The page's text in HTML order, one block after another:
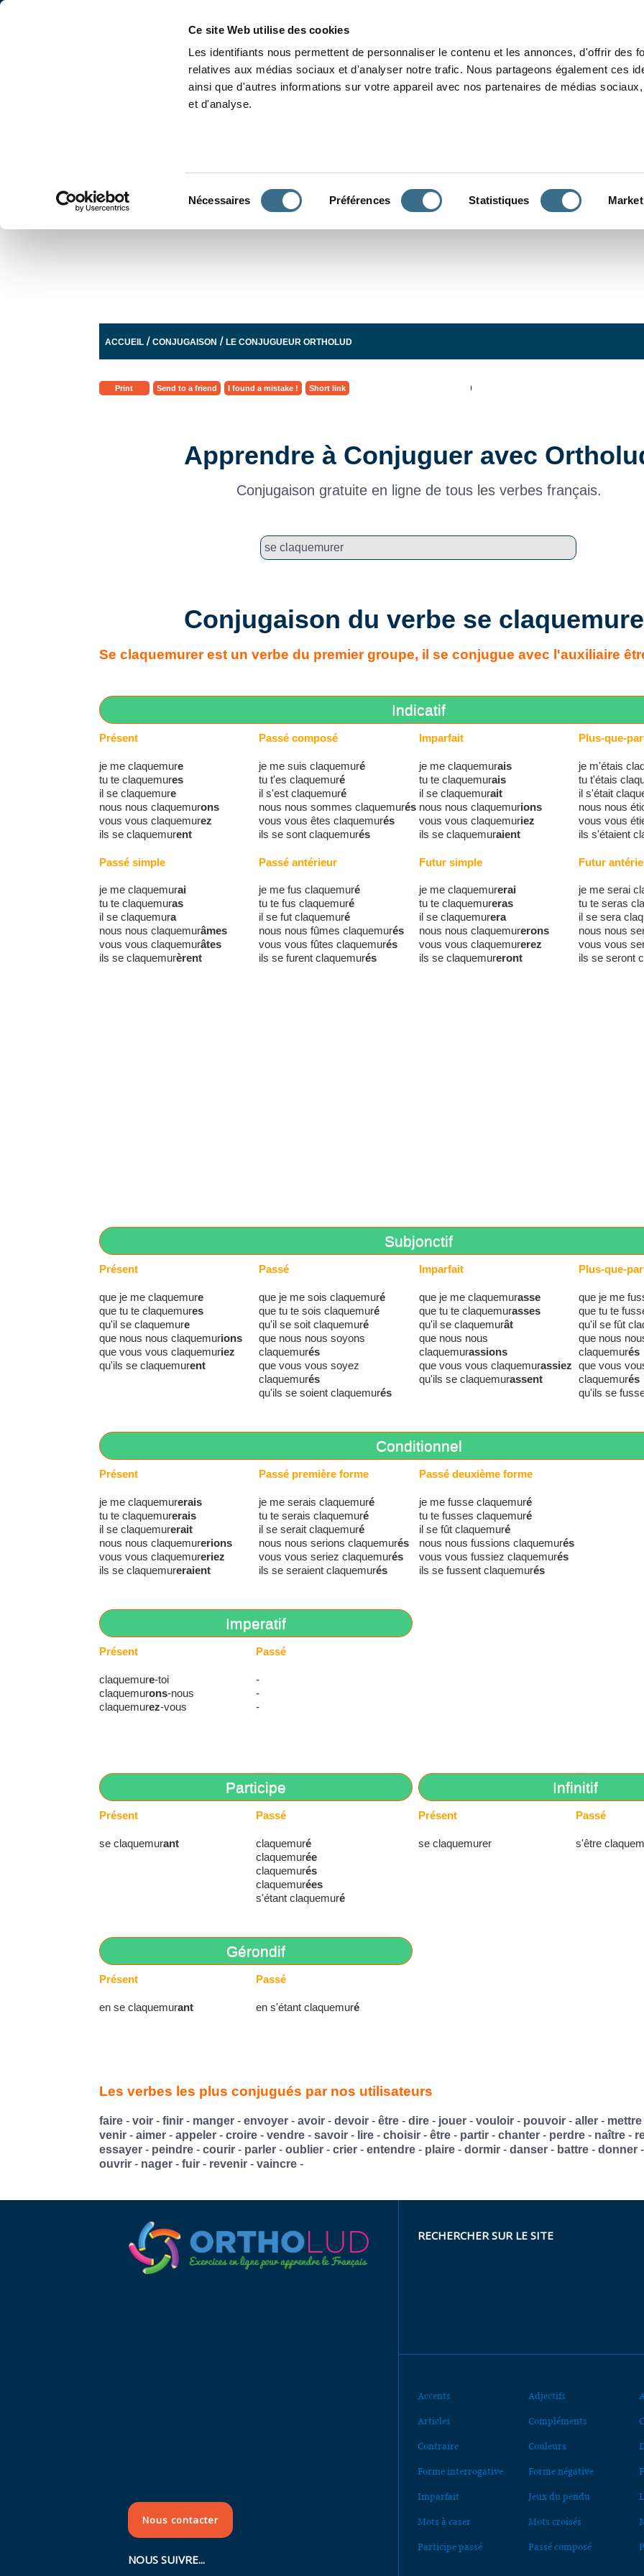
Ce site Web utilise des cookies
Les identifiants nous permettent de personnaliser le contenu et les annonces, d'offrir des
relatives aux médias sociaux et d'analyser notre trafic. Nous partageons également ces
ainsi que d'autres informations sur votre appareil avec nos partenaires de médias
et d'analyse.
Nécessaires Préférences Statistiques
ACCUEIL /CONJUGAISON /LE CONJUGUEUR ORTHOLUD
Print Send to a friend I found a mistake ! Short link
Apprendre à Conjuguer avec
Conjugaison gratuite en ligne de tous les verbes français.
Conjugaison du verbe se
Se claquemurer est un verbe du premier groupe, il se conjugue avec l'auxiliaire
Indicatif
Présent
je me claquemure
tu te claquemures
il se claquemure
nous nous claquemurons
vous vous claquemurez
ils se claquemurent
Passé composé
je me suis claquemuré
tu t'es claquemuré
il s'est claquemuré
nous nous sommes claquemurés
vous vous êtes claquemurés
ils se sont claquemurés
Imparfait
je me claquemurais
tu te claquemurais
il se claquemurait
nous nous claquemurions
vous vous claquemuriez
ils se claquemuraient
Plus-que-
je m'étais
tu t'étais
il s'était
nous nous
vous vous
ils s'étaient
Passé simple
je me claquemurai
tu te claquemuras
il se claquemura
nous nous claquemurâmes
vous vous claquemurâtes
ils se claquemurèrent
Passé antérieur
je me fus claquemuré
tu te fus claquemuré
il se fut claquemuré
nous nous fûmes claquemurés
vous vous fûtes claquemurés
ils se furent claquemurés
Futur simple
je me claquemurerai
tu te claquemureras
il se claquemurera
nous nous claquemurerons
vous vous claquemurerez
ils se claquemureront
Futur
je me serai
tu te seras
il se sera
nous nous
vous vous
ils se seront
Subjonctif
Présent
que je me claquemure
que tu te claquemures
qu'il se claquemure
que nous nous claquemurions
que vous vous claquemuriez
qu'ils se claquemurent
Passé
que je me sois claquemuré
que tu te sois claquemuré
qu'il se soit claquemuré
que nous nous soyons
claquemurés
que vous vous soyez
claquemurés
qu'ils se soient claquemurés
Imparfait
que je me claquemurasse
que tu te claquemurasses
qu'il se claquemurât
que nous nous
claquemurassions
que vous vous claquemurassiez
qu'ils se claquemurassent
Plus-que-
que je me
que tu te
qu'il se fût
que nous
claquemurés
que vous
claquemurés
qu'ils se
Conditionnel
Présent
je me claquemurerais
tu te claquemurerais
il se claquemurerait
nous nous claquemurerions
vous vous claquemureriez
ils se claquemureraient
Passé première forme
je me serais claquemuré
tu te serais claquemuré
il se serait claquemuré
nous nous serions claquemurés
vous vous seriez claquemurés
ils se seraient claquemurés
Passé deuxième forme
je me fusse claquemuré
tu te fusses claquemuré
il se fût claquemuré
nous nous fussions claquemurés
vous vous fussiez claquemurés
ils se fussent claquemurés
Imperatif
Présent
claquemure-toi
claquemurons-nous
claquemurez-vous
Passé
-
-
-
Participe
Présent
se claquemurant
Passé
claquemuré
claquemurée
claquemurés
claquemurées
s'étant claquemuré
Infinitif
Présent
se claquemurer
Passé
s'être
Gérondif
Présent
en se claquemurant
Passé
en s'étant claquemuré
Les verbes les plus conjugués par nos utilisateurs
faire- voir- finir- manger- envoyer- avoir- devoir- être- dire- jouer- vouloir- pouvoir- aller- mettre
venir- aimer- appeler- croire- vendre- savoir- lire- choisir- être- partir- chanter- perdre- naître-
essayer- peindre- courir- parler- oublier- crier- entendre- plaire- dormir- danser- battre- donner
ouvrir- nager- fuir- revenir- vaincre-
Nous contacter
NOUS SUIVRE...
RECHERCHER SUR LE SITE
Accents Adjectifs
Articles Compléments
Contraire Couleurs
Forme interrogative Forme négative
Imparfait Jeux du pendu
Mots à caser Mots croisés
Participe passé Passé composé